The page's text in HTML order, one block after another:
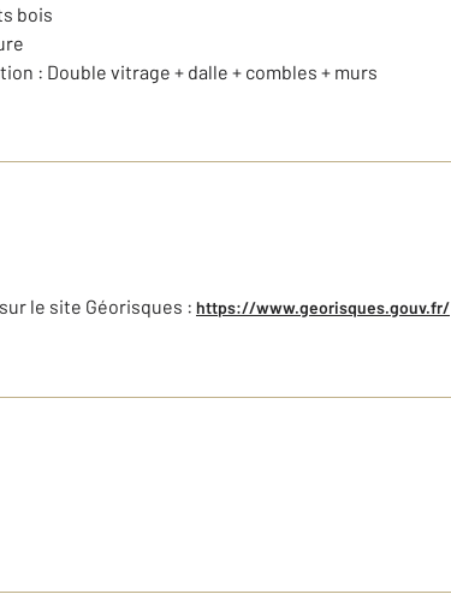
bois
: Double vitrage + dalle + combles + murs
le site Géorisques : https://www.georisques.gouv.fr/